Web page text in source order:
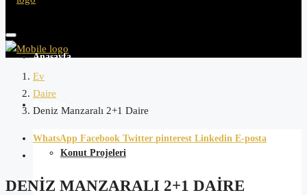
Anasayfa
Projeler
Konut Projeleri
Ev
Daire
Deniz Manzaralı 2+1 Daire
WhatsApp Facebook Twitter pinterest Linkedin E-posta
DENIZ MANZARALI 2+1 DAIRE